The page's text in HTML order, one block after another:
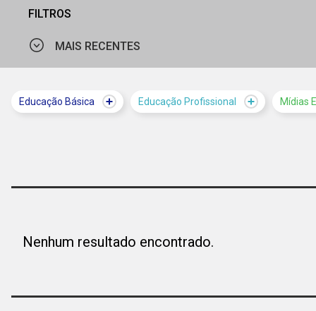
FILTROS
MAIS RECENTES
Educação Básica Educação Profissional Mídias
Nenhum resultado encontrado.